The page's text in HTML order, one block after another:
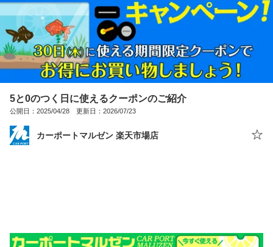
5と0のつく日に使えるクーポンのご紹介
公開日：2025/04/28 更新日：2026/07/23
カーポートマルゼン 楽天市場店